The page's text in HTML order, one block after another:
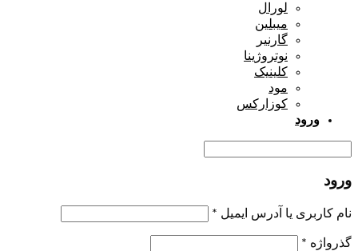
لورال
میبلین
گارنیر
نوتروژینا
کلینیک
مود
کوزارکس
ورود
ورود
نام کاربری یا آدرس ایمیل *
گذرواژه *